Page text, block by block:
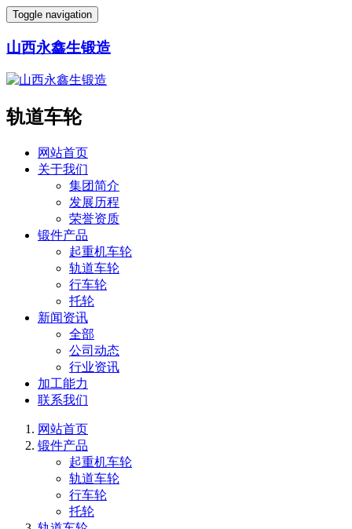
Toggle navigation
山西永鑫生锻造
轨道车轮
网站首页
关于我们
集团简介
发展历程
荣誉资质
锻件产品
起重机车轮
轨道车轮
行车轮
托轮
新闻资讯
全部
公司动态
行业资讯
加工能力
联系我们
网站首页
锻件产品
起重机车轮
轨道车轮
行车轮
托轮